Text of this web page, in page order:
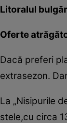
Litoralul
Oferte
Dacă preferi
extrasezon.
La „Nisipurile
stele,cu circa